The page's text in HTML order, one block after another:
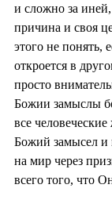
и сложно за иней,
причина и своя
этого не понять,
откроется в
просто
Божии замыслы
все
Божий замысел и
на мир через
всего того, что